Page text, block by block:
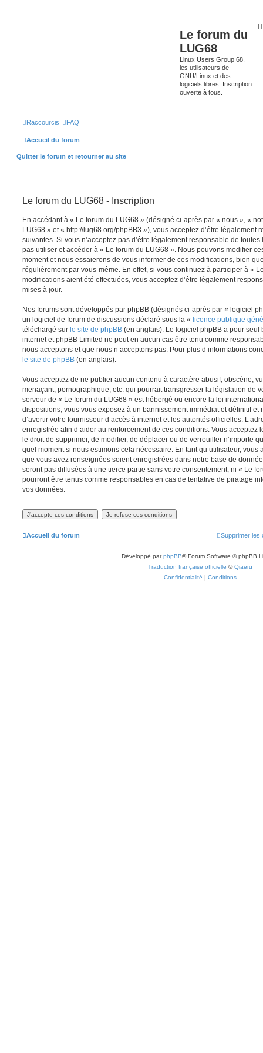
Le forum du
LUG68
Linux Users Group 68,
les utilisateurs de
GNU/Linux et des
logiciels libres. Inscription
ouverte à tous.
Raccourcis FAQ
Accueil du forum
Quitter le forum et retourner au site
Le forum du LUG68 - Inscription
En accédant à « Le forum du LUG68 » (désigné ci-après par « nous », «
LUG68 » et « http://lug68.org/phpBB3 »), vous acceptez d’être légalement
suivantes. Si vous n’acceptez pas d’être légalement responsable de
pas utiliser et accéder à « Le forum du LUG68 ». Nous pouvons modifier
moment et nous essaierons de vous informer de ces modifications, bien
régulièrement par vous-même. En effet, si vous continuez à participer à «
modifications aient été effectuées, vous acceptez d’être légalement
mises à jour.
Nos forums sont développés par phpBB (désignés ci-après par « logiciel
un logiciel de forum de discussions déclaré sous la « licence publique
téléchargé sur le site de phpBB (en anglais). Le logiciel phpBB a pour seul
internet et phpBB Limited ne peut en aucun cas être tenu comme
nous acceptons et que nous n’acceptons pas. Pour plus d’informations
le site de phpBB (en anglais).
Vous acceptez de ne publier aucun contenu à caractère abusif, obscène,
menaçant, pornographique, etc. qui pourrait transgresser la législation de
serveur de « Le forum du LUG68 » est hébergé ou encore la loi
dispositions, vous vous exposez à un bannissement immédiat et définitif et
d’avertir votre fournisseur d’accès à internet et les autorités officielles.
enregistrée afin d’aider au renforcement de ces conditions. Vous acceptez
le droit de supprimer, de modifier, de déplacer ou de verrouiller n’importe
quel moment si nous estimons cela nécessaire. En tant qu’utilisateur,
que vous avez renseignées soient enregistrées dans notre base de
seront pas diffusées à une tierce partie sans votre consentement, ni « Le
pourront être tenus comme responsables en cas de tentative de piratage
vos données.
Accueil du forum Supprimer les
Développé parphpBB® Forum Software © phpBB
Traduction française officielle ©Qiaeru
Confidentialité | Conditions